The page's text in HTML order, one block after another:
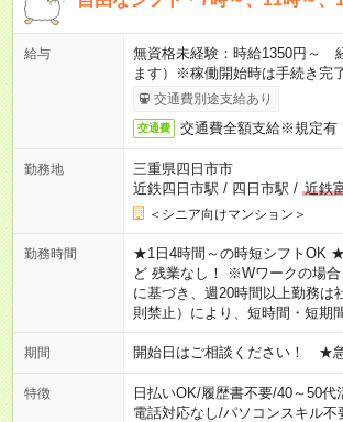
給与
無資格未経験：時給1350円～
ます）※稼働開始時は手続き完
交通費別途支給あり
交通費 交通費全額支給※規定有
勤務地
三重県四日市市
近鉄四日市駅 / 四日市駅 / 近鉄
＜シニア向けマンション＞
勤務時間
★1日4時間～の時短シフトOK
ど 残業なし！ ※Wワークの場
に基づき、週20時間以上勤務
則禁止）により、短時間・短期
期間 開始日はご相談ください！ ★
特徴 日払いOK/履歴書不要/40～50代
電話対応なし/パソコンスキル不